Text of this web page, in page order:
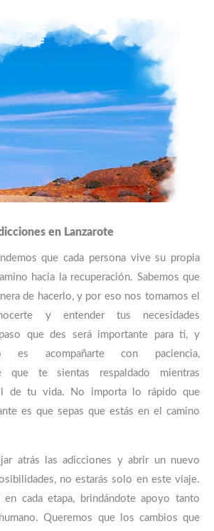
en Lanzarote
que cada persona vive su propia
hacia la recuperación. Sabemos que
de hacerlo, y por eso nos tomamos el
y entender tus necesidades
que des será importante para ti, y
es acompañarte con paciencia,
que te sientas respaldado mientras
de tu vida. No importa lo rápido que
es que sepas que estás en el camino
atrás las adicciones y abrir un nuevo
no estarás solo en este viaje.
en cada etapa, brindándote apoyo tanto
Queremos que los cambios que